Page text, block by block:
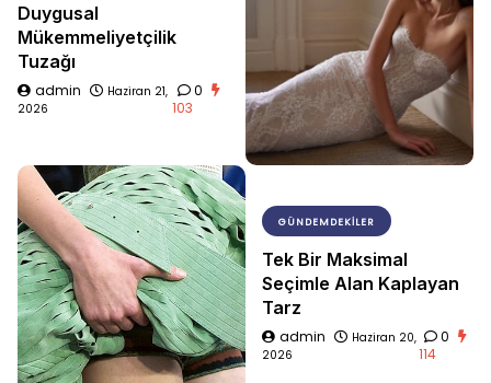
Duygusal
Mükemmeliyetçilik
Tuzağı
admin
Haziran 21,
2026
0
103
GÜNDEMDEKILER
Tek Bir Maksimal
Seçimle Alan Kaplayan
Tarz
admin
Haziran 20,
2026
0
114